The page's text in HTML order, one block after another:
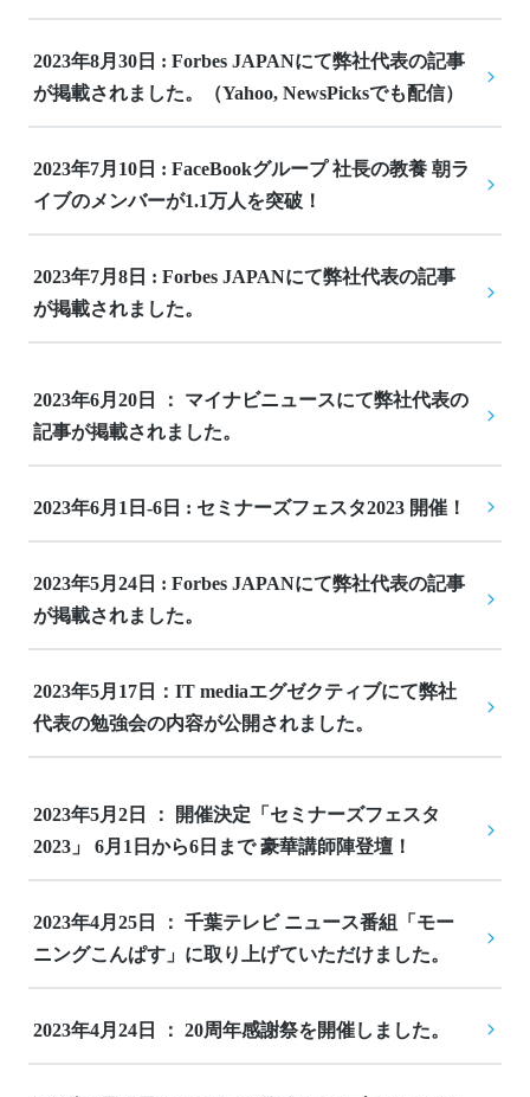
2023年8月30日 : Forbes JAPANにて弊社代表の記事
が掲載されました。（Yahoo, NewsPicksでも配信）
2023年7月10日 : FaceBookグループ 社長の教養 朝ラ
イブのメンバーが1.1万人を突破！
2023年7月8日 : Forbes JAPANにて弊社代表の記事
が掲載されました。
2023年6月20日 ： マイナビニュースにて弊社代表の
記事が掲載されました。
2023年6月1日-6日 : セミナーズフェスタ2023 開催！
2023年5月24日 : Forbes JAPANにて弊社代表の記事
が掲載されました。
2023年5月17日：IT mediaエグゼクティブにて弊社
代表の勉強会の内容が公開されました。
2023年5月2日 ： 開催決定「セミナーズフェスタ
2023」 6月1日から6日まで 豪華講師陣登壇！
2023年4月25日 ： 千葉テレビ ニュース番組「モー
ニングこんぱす」に取り上げていただけました。
2023年4月24日 ： 20周年感謝祭を開催しました。